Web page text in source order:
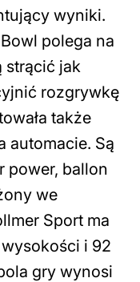
wyniki.
polega na
strącić jak
rozgrywkę
także
automacie. Są
power, ballon
we
Sport ma
i 92
gry wynosi